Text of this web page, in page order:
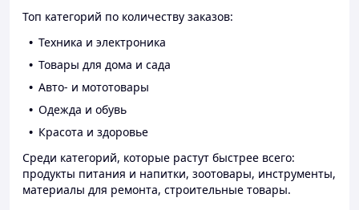
Топ категорий по количеству заказов:
Техника и электроника
Товары для дома и сада
Авто- и мототовары
Одежда и обувь
Красота и здоровье
Среди категорий, которые растут быстрее всего:
продукты питания и напитки, зоотовары, инструменты,
материалы для ремонта, строительные товары.